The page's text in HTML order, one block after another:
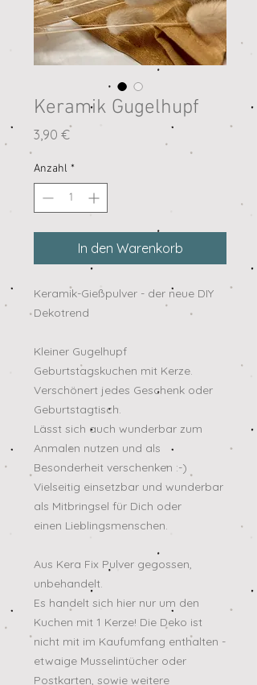
Keramik Gugelhupf
3,90 €Preis
Anzahl *
In den Warenkorb
Keramik-Gießpulver - der neue DIY
Dekotrend
Kleiner Gugelhupf
Geburtstagskuchen mit Kerze.
Verschönert jedes Geschenk oder
Geburtstagtisch.
Lässt sich auch wunderbar zum
Anmalen nutzen und als
Besonderheit verschenken :-)
Vielseitig einsetzbar und wunderbar
als Mitbringsel für Dich oder
einen Lieblingsmenschen.
Aus Kera Fix Pulver gegossen,
unbehandelt.
Es handelt sich hier nur um den
Kuchen mit 1 Kerze! Die Deko ist
nicht mit im Kaufumfang enthalten -
etwaige Musselintücher oder
Postkarten, sowie weitere